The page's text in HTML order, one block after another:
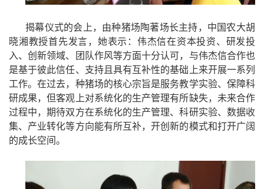
揭幕仪式的会上，由种猪场陶著场长主持，中国农大胡
晓湘教授首先发言，她表示：伟杰信在资本投资、研发投
入、创新领域、团队作风等方面十分认可，与伟杰信合作也
是基于彼此信任、支持且具有互补性的基础上来开展一系列
工作。在过去，种猪场的核心宗旨是服务教学实验、保障科
研成果，但客观上对系统化的生产管理有所缺失，未来合作
过程中，期待双方在系统化的生产管理、科研实验、数据收
集、产业转化等方向能有所互补，开创新的模式和打开广阔
的成长空间。